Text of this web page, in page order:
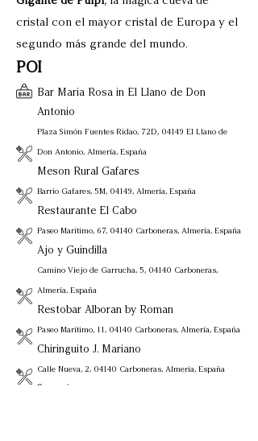
cristal con el mayor cristal de Europa y el
segundo más grande del mundo.
POI
Bar Maria Rosa in El Llano de Don
Antonio
Plaza Simón Fuentes Ridao, 72D, 04149 El Llano de
Don Antonio, Almería, España
Meson Rural Gafares
Barrio Gafares, 5M, 04149, Almería, España
Restaurante El Cabo
Paseo Marítimo, 67, 04140 Carboneras, Almería, España
Ajo y Guindilla
Camino Viejo de Garrucha, 5, 04140 Carboneras,
Almería, España
Restobar Alboran by Roman
Paseo Marítimo, 11, 04140 Carboneras, Almería, España
Chiringuito J. Mariano
Calle Nueva, 2, 04140 Carboneras, Almería, España
Sagoni